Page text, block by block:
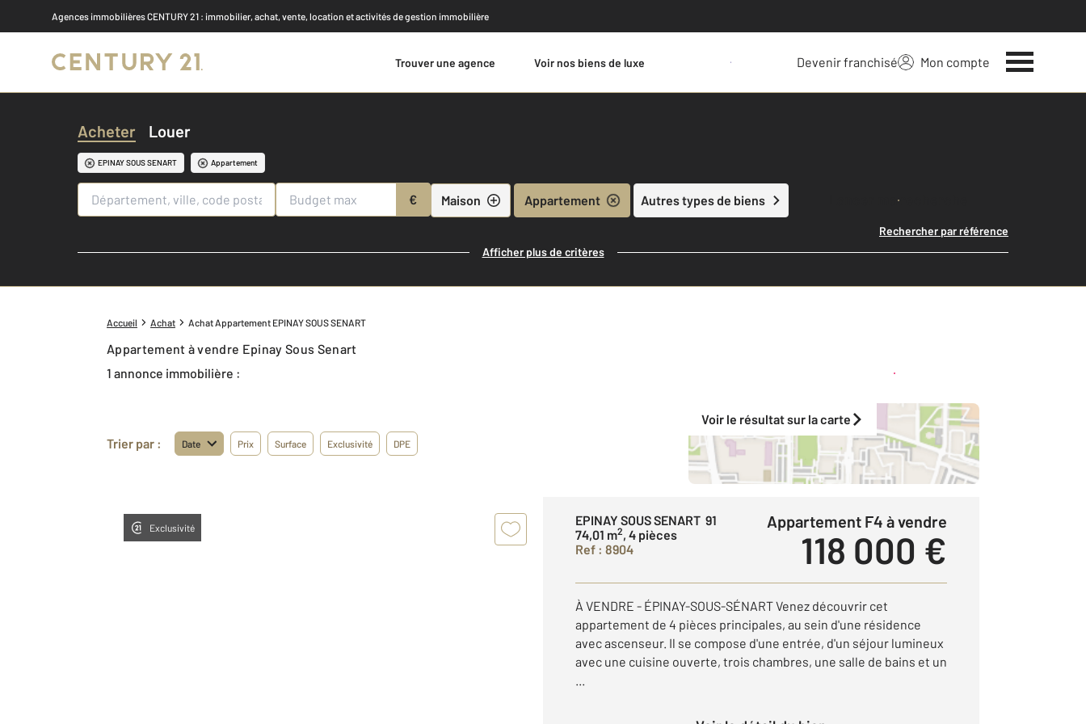
Agences immobilières CENTURY 21 : immobilier, achat, vente, location et activités de gestion immobilière
Trouver une agence Voir nos biens de luxe Estimer votre bien Devenir franchisé Mon compte
Acheter Louer
EPINAY SOUS SENART Appartement
€ Maison Appartement Autres types de biens Lancer ma recherche
Rechercher par référence
Afficher plus de critères
Accueil Achat Achat Appartement EPINAY SOUS SENART
Appartement à vendre Epinay Sous Senart
1 annonce immobilière :
Créer une alerte
Trier par : Date Prix Surface Exclusivité DPE
Voir le résultat sur la carte
Exclusivité
EPINAY SOUS SENART 91
74,01 m2, 4 pièces
Ref : 8904
Appartement F4 à vendre
118 000 €
À VENDRE - ÉPINAY-SOUS-SÉNART Venez découvrir cet
appartement de 4 pièces principales, au sein d'une résidence
avec ascenseur. Il se compose d'une entrée, d'un séjour lumineux
avec une cuisine ouverte, trois chambres, une salle de bains et un
...